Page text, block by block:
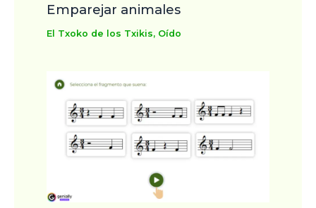
Emparejar animales
El Txoko de los Txikis, Oído